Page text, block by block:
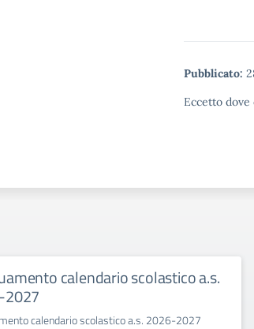
Pubblicato:
Eccetto
calendario scolastico a.s.
calendario scolastico a.s. 2026-2027